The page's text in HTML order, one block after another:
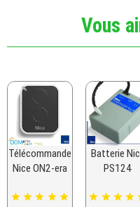
Vous
Télécommande
Nice ON2-era
    
Batterie
PS124
   